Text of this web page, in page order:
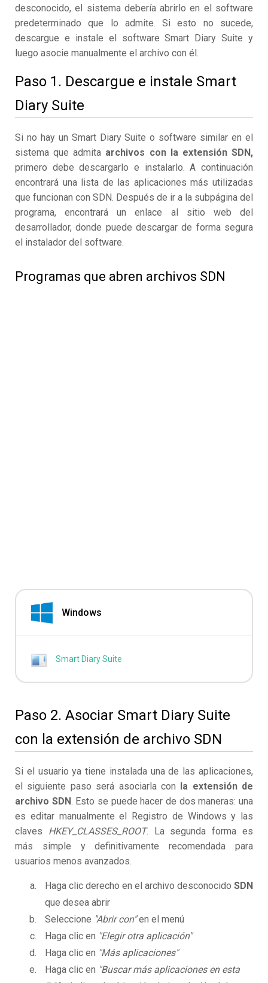
desconocido, el sistema debería abrirlo en el software
predeterminado que lo admite. Si esto no sucede,
descargue e instale el software Smart Diary Suite y
luego asocie manualmente el archivo con él.
Paso 1. Descargue e instale Smart
Diary Suite
Si no hay un Smart Diary Suite o software similar en el
sistema que admita archivos con la extensión SDN,
primero debe descargarlo e instalarlo. A continuación
encontrará una lista de las aplicaciones más utilizadas
que funcionan con SDN. Después de ir a la subpágina del
programa, encontrará un enlace al sitio web del
desarrollador, donde puede descargar de forma segura
el instalador del software.
Programas que abren archivos SDN
Windows
Smart Diary Suite
Paso 2. Asociar Smart Diary Suite
con la extensión de archivo SDN
Si el usuario ya tiene instalada una de las aplicaciones,
el siguiente paso será asociarla con la extensión de
archivo SDN. Esto se puede hacer de dos maneras: una
es editar manualmente el Registro de Windows y las
claves HKEY_CLASSES_ROOT. La segunda forma es
más simple y definitivamente recomendada para
usuarios menos avanzados.
Haga clic derecho en el archivo desconocido SDN
que desea abrir
Seleccione "Abrir con"en el menú
Haga clic en "Elegir otra aplicación"
Haga clic en "Más aplicaciones"
Haga clic en "Buscar más aplicaciones en esta